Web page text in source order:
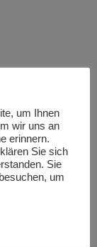
um Ihnen
wir uns an
erinnern.
Sie sich
Sie
um